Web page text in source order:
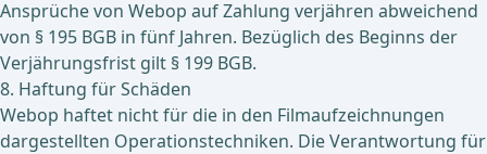
Ansprüche von Webop auf Zahlung verjähren abweichend
von § 195 BGB in fünf Jahren. Bezüglich des Beginns der
Verjährungsfrist gilt § 199 BGB.
8. Haftung für Schäden
Webop haftet nicht für die in den Filmaufzeichnungen
dargestellten Operationstechniken. Die Verantwortung für